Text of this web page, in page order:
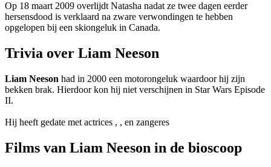
Op 18 maart 2009 overlijdt Natasha nadat ze twee dagen eerder
hersensdood is verklaard na zware verwondingen te hebben
opgelopen bij een skiongeluk in Canada.
Trivia over Liam Neeson
Liam Neeson had in 2000 een motorongeluk waardoor hij zijn
bekken brak. Hierdoor kon hij niet verschijnen in Star Wars Episode
II.
Hij heeft gedate met actrices , , en zangeres
Films van Liam Neeson in de bioscoop